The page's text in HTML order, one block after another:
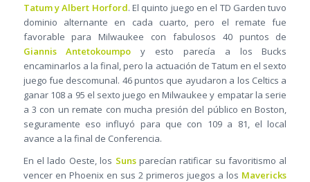
Tatum y Albert Horford. El quinto juego en el TD Garden tuvo
dominio alternante en cada cuarto, pero el remate fue
favorable para Milwaukee con fabulosos 40 puntos de
Giannis Antetokoumpo y esto parecía a los Bucks
encaminarlos a la final, pero la actuación de Tatum en el sexto
juego fue descomunal. 46 puntos que ayudaron a los Celtics a
ganar 108 a 95 el sexto juego en Milwaukee y empatar la serie
a 3 con un remate con mucha presión del público en Boston,
seguramente eso influyó para que con 109 a 81, el local
avance a la final de Conferencia.
En el lado Oeste, los Sunsparecían ratificar su favoritismo al
vencer en Phoenix en sus 2 primeros juegos a los Mavericks